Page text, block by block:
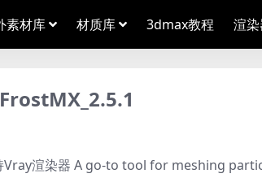
素材库 材质库 3dmax教程 渲
Vray渲染器 A go-to tool for meshing